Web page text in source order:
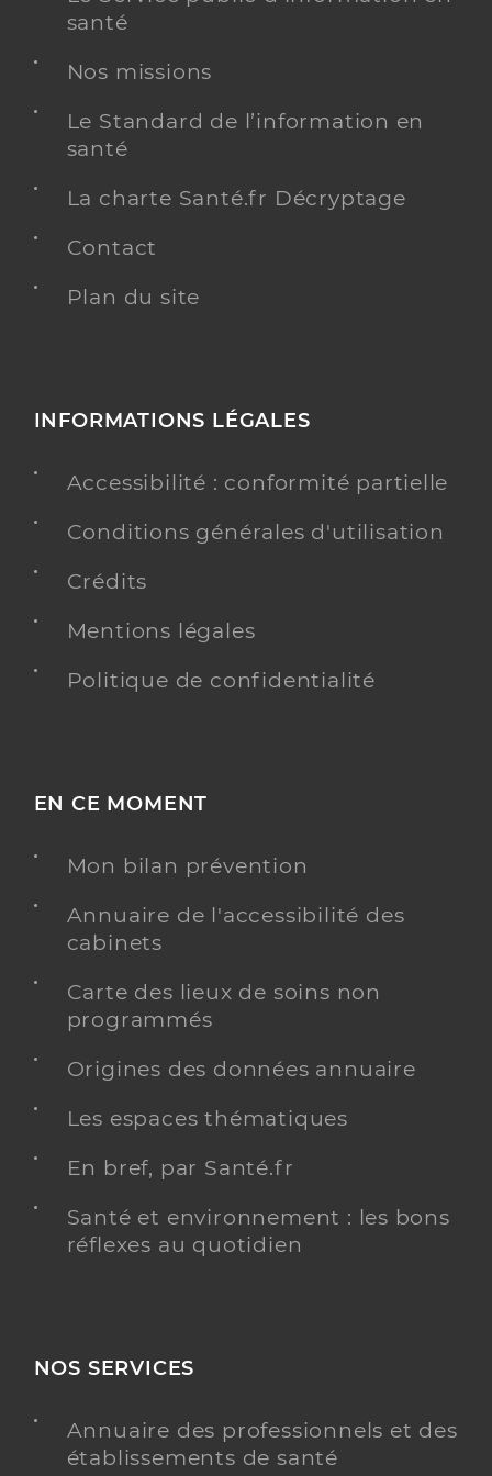
Manon DEPIERROIS
Etablissement de soins
Adresse
3 Impasse les Prairies de Philip, 40140 Soustons
santé
Nos missions
Le Standard de l’information en
santé
La charte Santé.fr Décryptage
Contact
Plan du site
INFORMATIONS LÉGALES
Accessibilité : conformité partielle
Conditions générales d'utilisation
Crédits
Mentions légales
Politique de confidentialité
EN CE MOMENT
Mon bilan prévention
Annuaire de l'accessibilité des
cabinets
Carte des lieux de soins non
programmés
Origines des données annuaire
Les espaces thématiques
En bref, par Santé.fr
Santé et environnement : les bons
réflexes au quotidien
NOS SERVICES
Annuaire des professionnels et des
établissements de santé